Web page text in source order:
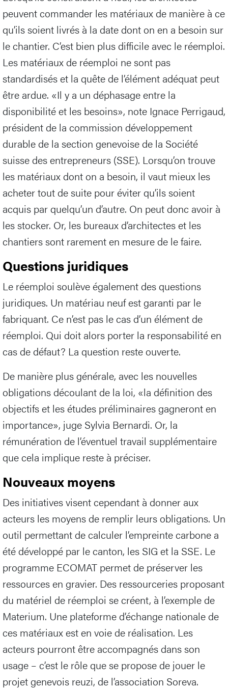
peuvent commander les matériaux de manière à ce
qu’ils soient livrés à la date dont on en a besoin sur
le chantier. C’est bien plus difficile avec le réemploi.
Les matériaux de réemploi ne sont pas
standardisés et la quête de l’élément adéquat peut
être ardue. «Il y a un déphasage entre la
disponibilité et les besoins», note Ignace Perrigaud,
président de la commission développement
durable de la section genevoise de la Société
suisse des entrepreneurs (SSE). Lorsqu’on trouve
les matériaux dont on a besoin, il vaut mieux les
acheter tout de suite pour éviter qu’ils soient
acquis par quelqu’un d’autre. On peut donc avoir à
les stocker. Or, les bureaux d’architectes et les
chantiers sont rarement en mesure de le faire.
Questions juridiques
Le réemploi soulève également des questions
juridiques. Un matériau neuf est garanti par le
fabriquant. Ce n’est pas le cas d’un élément de
réemploi. Qui doit alors porter la responsabilité en
cas de défaut? La question reste ouverte.
De manière plus générale, avec les nouvelles
obligations découlant de la loi, «la définition des
objectifs et les études préliminaires gagneront en
importance», juge Sylvia Bernardi. Or, la
rémunération de l’éventuel travail supplémentaire
que cela implique reste à préciser.
Nouveaux moyens
Des initiatives visent cependant à donner aux
acteurs les moyens de remplir leurs obligations. Un
outil permettant de calculer l’empreinte carbone a
été développé par le canton, les SIG et la SSE. Le
programme ECOMAT permet de préserver les
ressources en gravier. Des ressourceries proposant
du matériel de réemploi se créent, à l’exemple de
Materium. Une plateforme d’échange nationale de
ces matériaux est en voie de réalisation. Les
acteurs pourront être accompagnés dans son
usage – c’est le rôle que se propose de jouer le
projet genevois reuzi, de l’association Soreva.